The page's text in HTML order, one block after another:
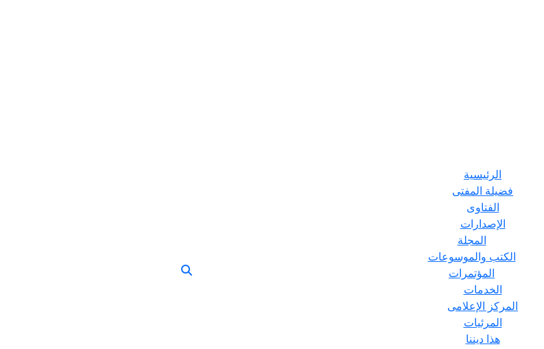
الرئيسية
فضيلة المفتى
الفتاوى
الإصدارات
المجلة
الكتب والموسوعات
المؤتمرات
الخدمات
المركز الإعلامى
المرئيات
هذا ديننا